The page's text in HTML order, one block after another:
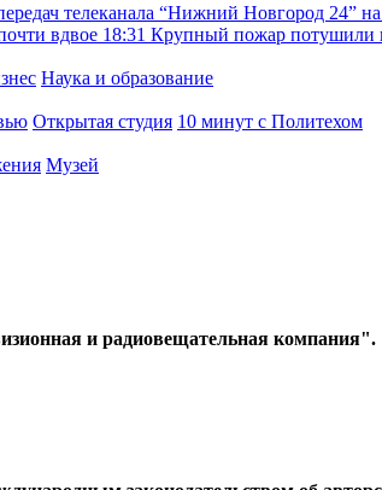
телеканала “Нижний Новгород 24” на
вдвое 18:31 Крупный пожар потушили
Наука и образование
Открытая студия 10 минут с Политехом
Музей
и радиовещательная